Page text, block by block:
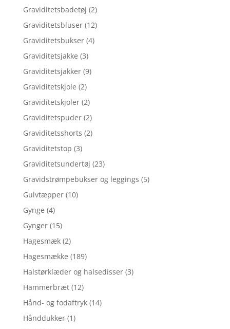
Graviditetsbadetøj (2)
Graviditetsbluser (12)
Graviditetsbukser (4)
Graviditetsjakke (3)
Graviditetsjakker (9)
Graviditetskjole (2)
Graviditetskjoler (2)
Graviditetspuder (2)
Graviditetsshorts (2)
Graviditetstop (3)
Graviditetsundertøj (23)
Gravidstrømpebukser og leggings (5)
Gulvtæpper (10)
Gynge (4)
Gynger (15)
Hagesmæk (2)
Hagesmække (189)
Halstørklæder og halsedisser (3)
Hammerbræt (12)
Hånd- og fodaftryk (14)
Hånddukker (1)